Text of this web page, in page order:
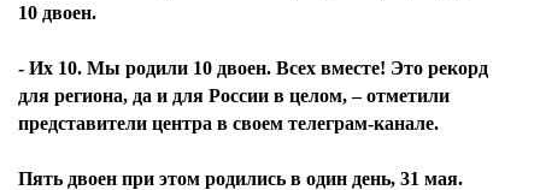
10 двоен.
- Их 10. Мы родили 10 двоен. Всех вместе! Это рекорд
для региона, да и для России в целом, – отметили
представители центра в своем телеграм-канале.
Пять двоен при этом родились в один день, 31 мая.